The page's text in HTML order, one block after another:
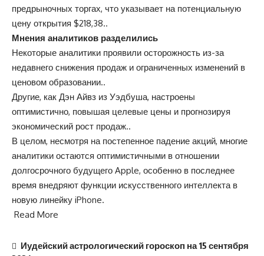
предрыночных торгах, что указывает на потенциальную
цену открытия $218,38..
Мнения аналитиков разделились
Некоторые аналитики проявили осторожность из-за
недавнего снижения продаж и ограниченных изменений в
ценовом образовании..
Другие, как Дэн Айвз из Уэдбуша, настроены
оптимистично, повышая целевые цены и прогнозируя
экономический рост продаж..
В целом, несмотря на постепенное падение акций, многие
аналитики остаются оптимистичными в отношении
долгосрочного будущего Apple, особенно в последнее
время внедряют функции искусственного интеллекта в
новую линейку iPhone.
Read More
Иудейский астрологический гороскоп на 15 сентября